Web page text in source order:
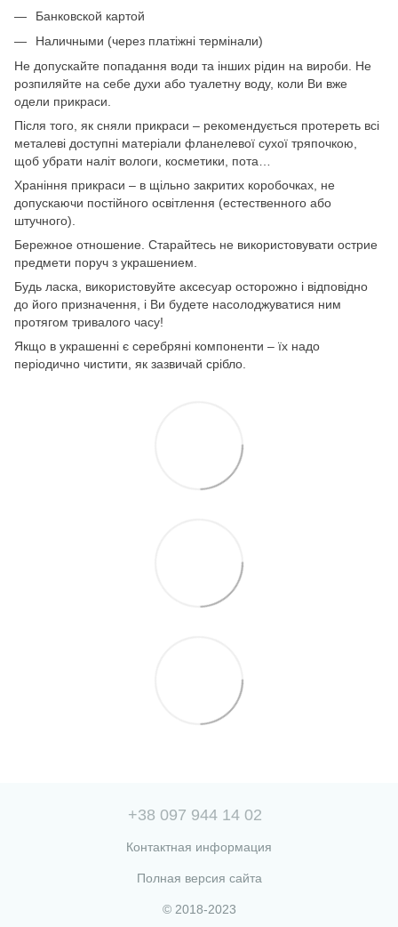
Банковской картой
Наличными (через платіжні термінали)
Не допускайте попадання води та інших рідин на вироби. Не
розпиляйте на себе духи або туалетну воду, коли Ви вже
одели прикраси.
Після того, як сняли прикраси – рекомендується протереть всі
металеві доступні матеріали фланелевої сухої тряпочкою,
щоб убрати наліт вологи, косметики, пота…
Храніння прикраси – в щільно закритих коробочках, не
допускаючи постійного освітлення (естественного або
штучного).
Бережное отношение. Старайтесь не використовувати острие
предмети поруч з украшением.
Будь ласка, використовуйте аксесуар осторожно і відповідно
до його призначення, і Ви будете насолоджуватися ним
протягом тривалого часу!
Якщо в украшенні є серебряні компоненти – їх надо
періодично чистити, як зазвичай срібло.
+38 097 944 14 02
Контактная информация
Полная версия сайта
© 2018-2023